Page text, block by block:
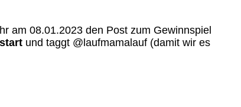
am 08.01.2023 den Post zum Gewinnspiel
und taggt @laufmamalauf (damit wir es